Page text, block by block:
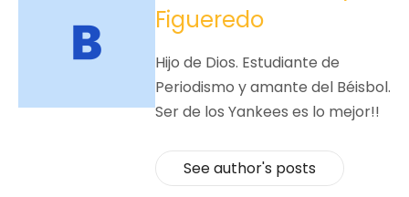
Figueredo
Hijo de Dios. Estudiante de
Periodismo y amante del Béisbol.
Ser de los Yankees es lo mejor!!
See author's posts